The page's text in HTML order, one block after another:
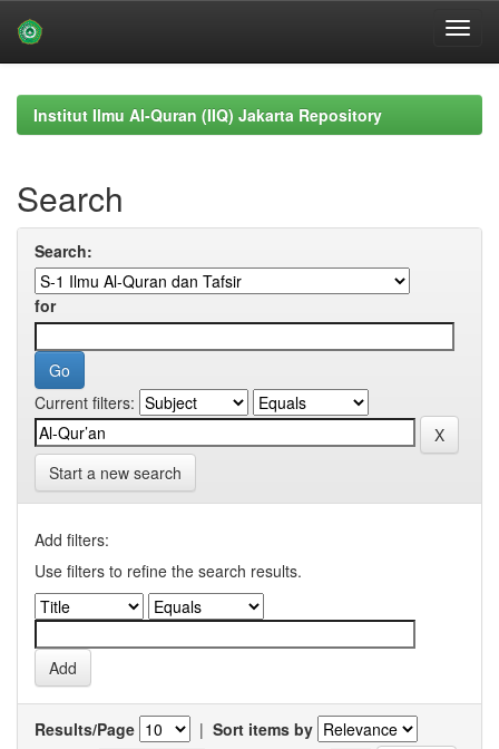
navigationInstitut Ilmu Al-Quran (IIQ) Jakarta Repository
Search
Search:
for
Current filters:
Start a new search
Add filters:
Use filters to refine the search results.
Results/Page | Sort items by